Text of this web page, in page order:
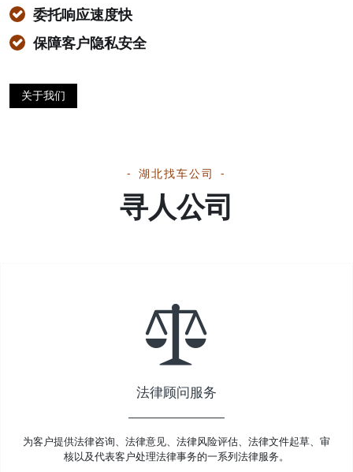
委托响应速度快
保障客户隐私安全
关于我们
湖北找车公司
寻人公司
法律顾问服务
为客户提供法律咨询、法律意见、法律风险评估、法律文件起草、审
核以及代表客户处理法律事务的一系列法律服务。